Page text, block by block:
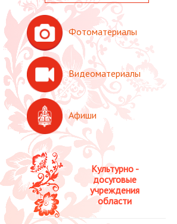
Культурно -
досуговые
учреждения
области
Фотоматериалы
Видеоматериалы
Афиши